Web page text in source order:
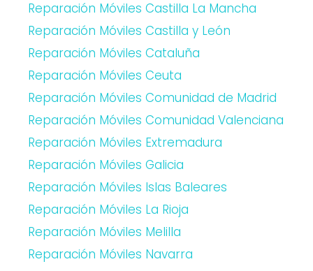
Reparación Móviles Castilla La Mancha
Reparación Móviles Castilla y León
Reparación Móviles Cataluña
Reparación Móviles Ceuta
Reparación Móviles Comunidad de Madrid
Reparación Móviles Comunidad Valenciana
Reparación Móviles Extremadura
Reparación Móviles Galicia
Reparación Móviles Islas Baleares
Reparación Móviles La Rioja
Reparación Móviles Melilla
Reparación Móviles Navarra